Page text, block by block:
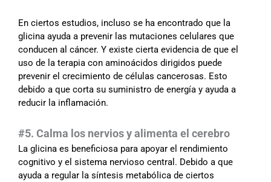
En ciertos estudios, incluso se ha encontrado que la
glicina ayuda a prevenir las mutaciones celulares que
conducen al cáncer. Y existe cierta evidencia de que el
uso de la terapia con aminoácidos dirigidos puede
prevenir el crecimiento de células cancerosas. Esto
debido a que corta su suministro de energía y ayuda a
reducir la inflamación.
#5. Calma los nervios y alimenta el cerebro
La glicina es beneficiosa para apoyar el rendimiento
cognitivo y el sistema nervioso central. Debido a que
ayuda a regular la síntesis metabólica de ciertos